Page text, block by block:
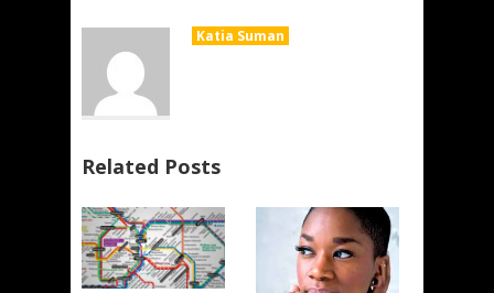
Katia Suman
Related Posts